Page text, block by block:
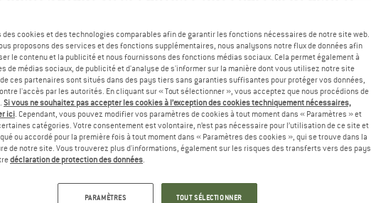
+3
Remise
-25 %
des cookies et des technologies comparables afin de garantir les fonctions nécessaires de notre site web.
proposons des services et des fonctions supplémentaires, nous analysons notre flux de données afin
le contenu et la publicité et nous fournissons des fonctions médias sociaux. Cela permet également à
de médias sociaux, de publicité et d'analyse de s'informer sur la manière dont vous utilisez notre site
ces partenaires sont situés dans des pays tiers sans garanties suffisantes pour protéger vos données,
l'accès par les autorités. En cliquant sur « Tout sélectionner », vous acceptez que nous procédions de
Si vous ne souhaitez pas accepter les cookies à l’exception des cookies techniquement nécessaires,
ici. Cependant, vous pouvez modifier vos paramètres de cookies à tout moment dans « Paramètres » et
catégories. Votre consentement est volontaire, n’est pas nécessaire pour l’utilisation de ce site et
ou accordé pour la première fois à tout moment dans « Paramètres des cookies », qui se trouve dans la
de notre site. Vous trouverez plus d'informations, également sur les risques des transferts vers des pays
déclaration de protection des données.
PARAMÈTRES TOUT SÉLECTIONNER